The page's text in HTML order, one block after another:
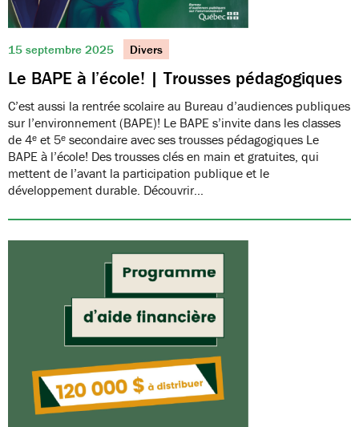
15 septembre 2025 Divers
Le BAPE à l’école! | Trousses pédagogiques
C’est aussi la rentrée scolaire au Bureau d’audiences publiques
sur l’environnement (BAPE)! Le BAPE s’invite dans les classes
de 4ᵉ et 5ᵉ secondaire avec ses trousses pédagogiques Le
BAPE à l’école! Des trousses clés en main et gratuites, qui
mettent de l’avant la participation publique et le
développement durable. Découvrir…